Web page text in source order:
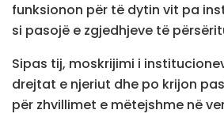
funksionon për të dytin vit pa
si pasojë e zgjedhjeve të
Sipas tij, moskrijimi i
drejtat e njeriut dhe po krijon
për zhvillimet e mëtejshme në